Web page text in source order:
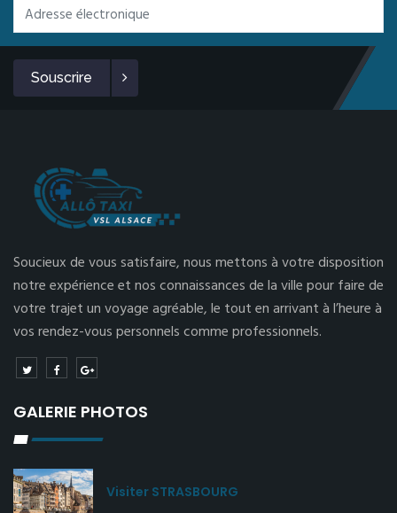
Souscrire
Soucieux de vous satisfaire, nous mettons à votre disposition
notre expérience et nos connaissances de la ville pour faire de
votre trajet un voyage agréable, le tout en arrivant à l’heure à
vos rendez-vous personnels comme professionnels.
GALERIE PHOTOS
Visiter STRASBOURG